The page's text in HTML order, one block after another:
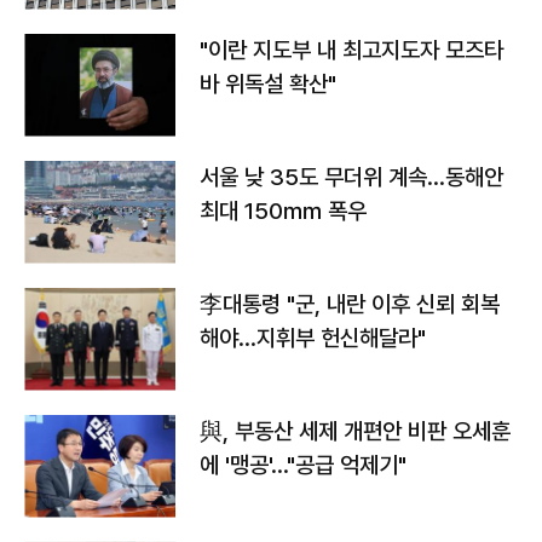
"이란 지도부 내 최고지도자 모즈타
바 위독설 확산"
서울 낮 35도 무더위 계속…동해안
최대 150㎜ 폭우
李대통령 "군, 내란 이후 신뢰 회복
해야…지휘부 헌신해달라"
與, 부동산 세제 개편안 비판 오세훈
에 '맹공'…"공급 억제기"